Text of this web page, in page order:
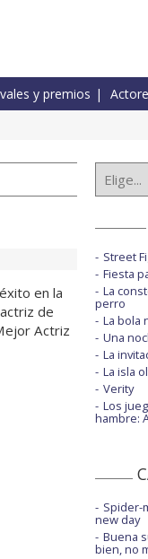
y premios
en la
de
Actriz
Street
Fiesta
La
perro
La bola
Una
La
La isla
Verity
Los
hambre:
Spider-
new day
Buena
bien, no